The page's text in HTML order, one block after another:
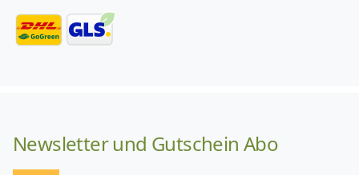
Newsletter und Gutschein Abo